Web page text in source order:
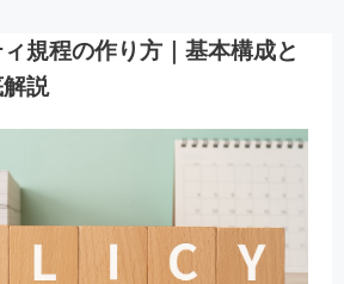
規程の作り方｜基本構成と
説